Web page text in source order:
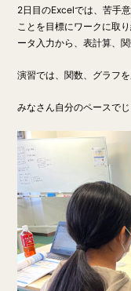
2日目のExcelでは、苦手
ことを目標にワークに取
ータ入力から、表計算、
演習では、関数、グラフ
みなさん自分のペースで